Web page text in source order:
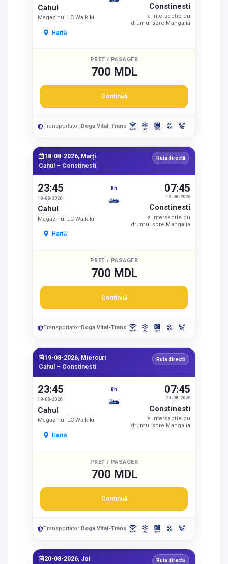
Cahul
Magazinul LC Waikiki
Hartă
Constinesti
la intersecție cu
drumul spre Mangalia
PREȚ / PASAGER
700 MDL
Continuă
Transportator:Doga Vital-Trans
18-08-2026, Marți
Cahul – Constinesti
Ruta directă
23:45
18-08-2026
Cahul
Magazinul LC Waikiki
Hartă
8h
19-08-2026
07:45
Constinesti
la intersecție cu
drumul spre Mangalia
PREȚ / PASAGER
700 MDL
Continuă
Transportator:Doga Vital-Trans
19-08-2026, Miercuri
Cahul – Constinesti
Ruta directă
23:45
19-08-2026
Cahul
Magazinul LC Waikiki
Hartă
8h
20-08-2026
07:45
Constinesti
la intersecție cu
drumul spre Mangalia
PREȚ / PASAGER
700 MDL
Continuă
Transportator:Doga Vital-Trans
20-08-2026, Joi
Ruta directă